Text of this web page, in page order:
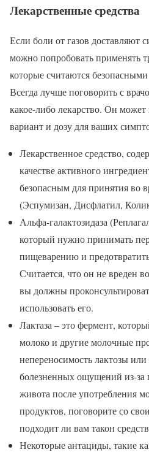
Лекарственные средства
Если боли от газов доставляют
можно попробовать применять
которые считаются
Всегда лучше поговорить с
какое-либо лекарство. Он
вариант и дозу для ваших
Лекарственное средство,
качестве активного
безопасным для принятия во
(Эспумизан, Дисфлатил,
Альфа-галактозидаза
который нужно принимать
пищеварению и
Считается, что он не вреден
вы должны
использовать его.
Лактаза – это фермент,
молоко и другие молочные
непереносимость лактозы или
болезненных ощущений из-за
живота после употребления
продуктов, поговорите со
подходит ли вам такон
Некоторые антациды, такие